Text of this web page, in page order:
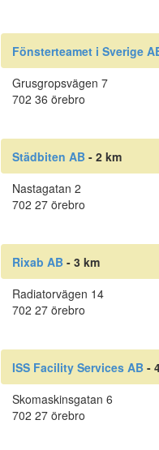
Fönsterteamet i Sverige
Grusgropsvägen 7
702 36 örebro
Städbiten AB- 2 km
Nastagatan 2
702 27 örebro
Rixab AB- 3 km
Radiatorvägen 14
702 27 örebro
ISS Facility Services AB-
Skomaskinsgatan 6
702 27 örebro